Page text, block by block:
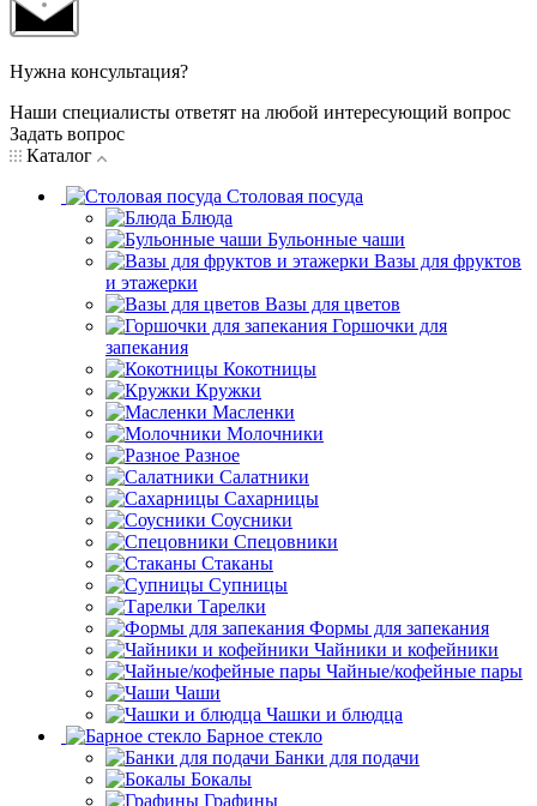
Нужна консультация?
Наши специалисты ответят на любой интересующий вопрос
Задать вопрос
Каталог
Столовая посуда
Блюда
Бульонные чаши
Вазы для фруктов
и этажерки
Вазы для цветов
Горшочки для
запекания
Кокотницы
Кружки
Масленки
Молочники
Разное
Салатники
Сахарницы
Соусники
Спецовники
Стаканы
Супницы
Тарелки
Формы для запекания
Чайники и кофейники
Чайные/кофейные пары
Чаши
Чашки и блюдца
Барное стекло
Банки для подачи
Бокалы
Графины